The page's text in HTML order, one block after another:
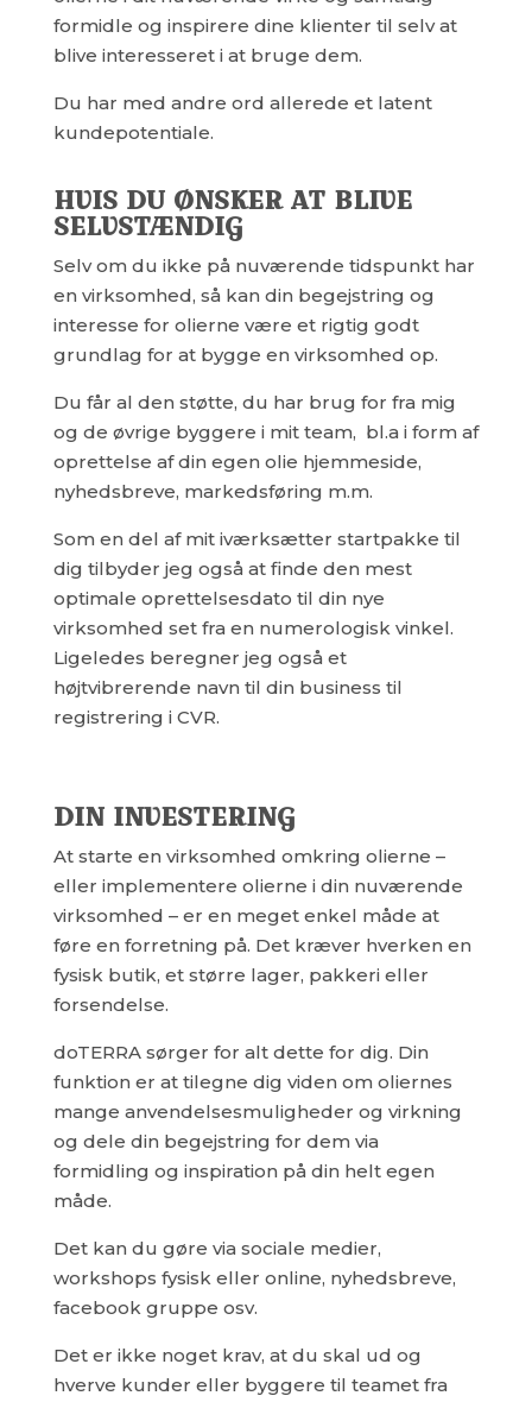
formidle og inspirere dine klienter til selv at
blive interesseret i at bruge dem.
Du har med andre ord allerede et latent
kundepotentiale.
HVIS DU ØNSKER AT BLIVE
SELVSTÆNDIG
Selv om du ikke på nuværende tidspunkt har
en virksomhed, så kan din begejstring og
interesse for olierne være et rigtig godt
grundlag for at bygge en virksomhed op.
Du får al den støtte, du har brug for fra mig
og de øvrige byggere i mit team, bl.a i form af
oprettelse af din egen olie hjemmeside,
nyhedsbreve, markedsføring m.m.
Som en del af mit iværksætter startpakke til
dig tilbyder jeg også at finde den mest
optimale oprettelsesdato til din nye
virksomhed set fra en numerologisk vinkel.
Ligeledes beregner jeg også et
højtvibrerende navn til din business til
registrering i CVR.
DIN INVESTERING
At starte en virksomhed omkring olierne –
eller implementere olierne i din nuværende
virksomhed – er en meget enkel måde at
føre en forretning på. Det kræver hverken en
fysisk butik, et større lager, pakkeri eller
forsendelse.
doTERRA sørger for alt dette for dig. Din
funktion er at tilegne dig viden om oliernes
mange anvendelsesmuligheder og virkning
og dele din begejstring for dem via
formidling og inspiration på din helt egen
måde.
Det kan du gøre via sociale medier,
workshops fysisk eller online, nyhedsbreve,
facebook gruppe osv.
Det er ikke noget krav, at du skal ud og
hverve kunder eller byggere til teamet fra